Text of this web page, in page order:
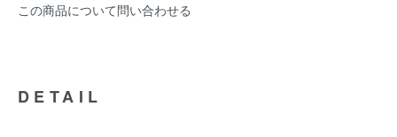
この商品について問い合わせる
DETAIL